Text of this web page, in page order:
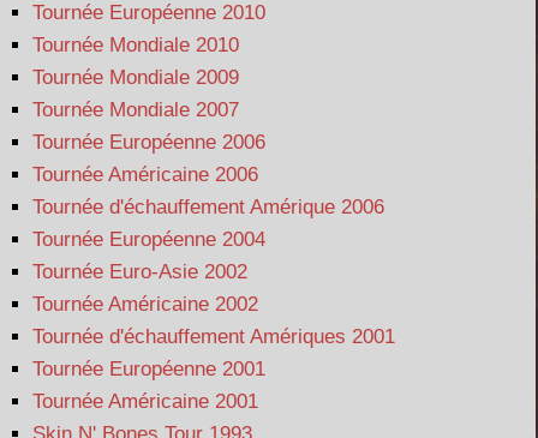
Tournée Européenne 2010
Tournée Mondiale 2010
Tournée Mondiale 2009
Tournée Mondiale 2007
Tournée Européenne 2006
Tournée Américaine 2006
Tournée d'échauffement Amérique 2006
Tournée Européenne 2004
Tournée Euro-Asie 2002
Tournée Américaine 2002
Tournée d'échauffement Amériques 2001
Tournée Européenne 2001
Tournée Américaine 2001